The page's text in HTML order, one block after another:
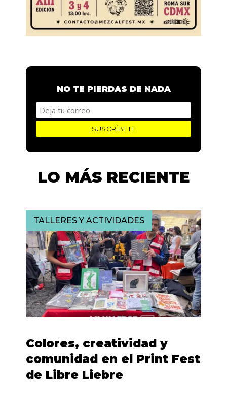
NO TE PIERDAS DE NADA
LO MÁS RECIENTE
TALLERES Y ACTIVIDADES
Colores, creatividad y
comunidad en el Print Fest
de Libre Liebre